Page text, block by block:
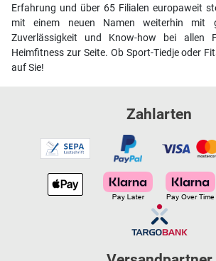
Erfahrung und über 65 Filialen europaweit
mit einem neuen Namen weiterhin mit
Zuverlässigkeit und Know-how bei allen
Heimfitness zur Seite. Ob Sport-Tiedje oder
auf Sie!
Zahlarten